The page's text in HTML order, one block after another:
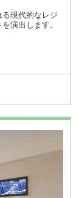
現代的なレジ
演出します。